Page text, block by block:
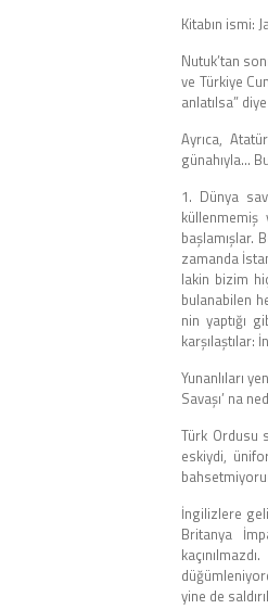
Kitabın ismi:
Nutuk’tan
ve Türkiye
anlatılsa”
Ayrıca,
günahıyla…
1. Dünya
küllenmemiş
başlamışlar.
zamanda
lakin bizim
bulanabilen
nin yaptığı
karşılaştılar:
Yunanlıları
Savaşı’ na
Türk Ordusu
eskiydi,
İngilizlere
Britanya
yine de